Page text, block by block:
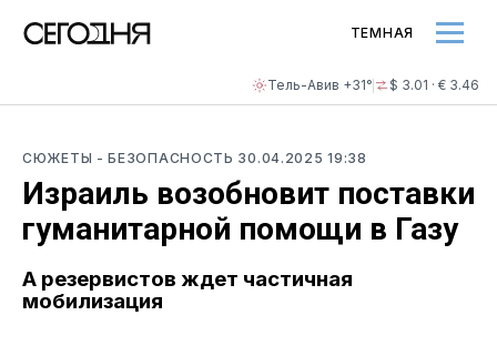
Тель-Авив +31° $ 3.01 · € 3.46
ТЕМНАЯ
СЮЖЕТЫ - БЕЗОПАСНОСТЬ 30.04.2025 19:38
Израиль возобновит поставки
гуманитарной помощи в Газу
А резервистов ждет частичная
мобилизация